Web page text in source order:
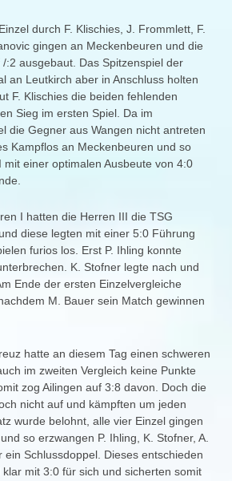
durch F. Klischies, J. Frommlett, F.
gingen an Meckenbeuren und die
:2 ausgebaut. Das Spitzenspiel der
an Leutkirch aber in Anschluss holten
F. Klischies die beiden fehlenden
Sieg im ersten Spiel. Da im
die Gegner aus Wangen nicht antreten
Kampflos an Meckenbeuren und so
einer optimalen Ausbeute von 4:0
I hatten die Herren III die TSG
diese legten mit einer 5:0 Führung
furios los. Erst P. Ihling konnte
K. Stofner legte nach und
Ende der ersten Einzelvergleiche
M. Bauer sein Match gewinnen
hatte an diesem Tag einen schweren
im zweiten Vergleich keine Punkte
zog Ailingen auf 3:8 davon. Doch die
nicht auf und kämpften um jeden
wurde belohnt, alle vier Einzel gingen
so erzwangen P. Ihling, K. Stofner, A.
ein Schlussdoppel. Dieses entschieden
mit 3:0 für sich und sicherten somit